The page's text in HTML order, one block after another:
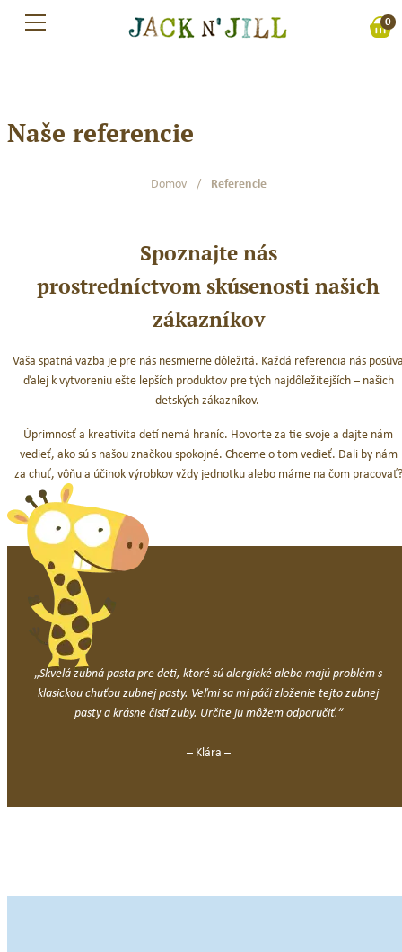
Preskočiť
0
Naše referencie
Domov / Referencie
Spoznajte nás
prostredníctvom skúsenosti našich
zákazníkov
Vaša spätná väzba je pre nás nesmierne dôležitá. Každá referencia nás
ďalej k vytvoreniu ešte lepších produktov pre tých najdôležitejších – našich
detských zákazníkov.
Úprimnosť a kreativita detí nemá hraníc. Hovorte za tie svoje a dajte nám
vedieť, ako sú s našou značkou spokojné. Chceme o tom vedieť. Dali by nám
za chuť, vôňu a účinok výrobkov vždy jednotku alebo máme na čom pracovať?
„Skvelá zubná pasta pre deti, ktoré sú alergické alebo majú problém s
klasickou chuťou zubnej pasty. Veľmi sa mi páči zloženie tejto zubnej
pasty a krásne čistí zuby. Určite ju môžem odporučiť.“
– Klára –